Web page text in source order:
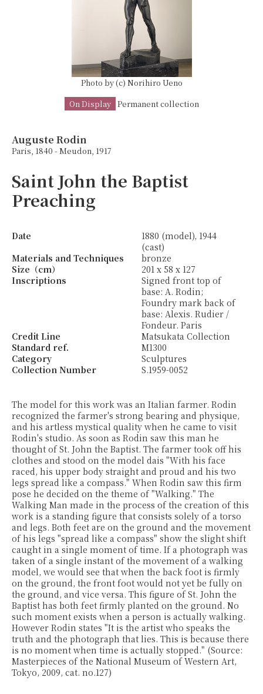
Photo by (c) Norihiro Ueno
On Display
Permanent collection
Auguste Rodin
Paris, 1840 - Meudon, 1917
Saint John the Baptist
Preaching
Date
1880 (model), 1944
(cast)
Materials and Techniques
bronze
Size（cm）
201 x 58 x 127
Inscriptions
Signed front top of
base: A. Rodin;
Foundry mark back of
base: Alexis. Rudier /
Fondeur. Paris
Credit Line
Matsukata Collection
Standard ref.
M1300
Category
Sculptures
Collection Number
S.1959-0052
The model for this work was an Italian farmer. Rodin
recognized the farmer's strong bearing and physique,
and his artless mystical quality when he came to visit
Rodin's studio. As soon as Rodin saw this man he
thought of St. John the Baptist. The farmer took off his
clothes and stood on the model dais "With his face
raced, his upper body straight and proud and his two
legs spread like a compass." When Rodin saw this firm
pose he decided on the theme of "Walking." The
Walking Man made in the process of the creation of this
work is a standing figure that consists solely of a torso
and legs. Both feet are on the ground and the movement
of his legs "spread like a compass" show the slight shift
caught in a single moment of time. If a photograph was
taken of a single instant of the movement of a walking
model, we would see that when the back foot is firmly
on the ground, the front foot would not yet be fully on
the ground, and vice versa. This figure of St. John the
Baptist has both feet firmly planted on the ground. No
such moment exists when a person is actually walking.
However Rodin states "It is the artist who speaks the
truth and the photograph that lies. This is because there
is no moment when time is actually stopped." (Source:
Masterpieces of the National Museum of Western Art,
Tokyo, 2009, cat. no.127)